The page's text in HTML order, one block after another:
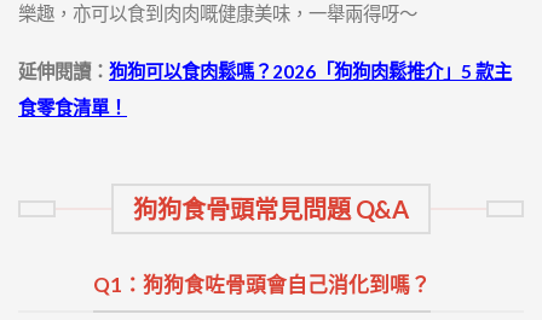
樂趣，亦可以食到肉肉嘅健康美味，一舉兩得呀～
延伸閱讀： 狗狗可以食肉鬆嗎？2026「狗狗肉鬆推介」5 款主
食零食清單！
狗狗食骨頭常見問題 Q&A
Q1：狗狗食咗骨頭會自己消化到嗎？